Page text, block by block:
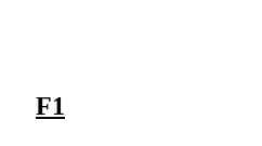
F1